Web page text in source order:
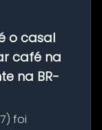
o casal
café na
na BR-
foi